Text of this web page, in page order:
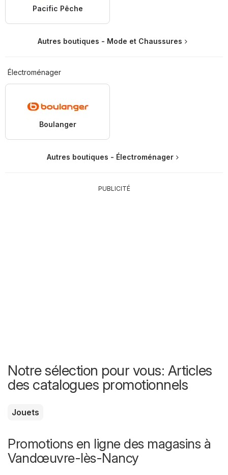
Pacific Pêche
Autres boutiques - Mode et Chaussures
Électroménager
Boulanger
Autres boutiques - Électroménager
PUBLICITÉ
Notre sélection pour vous: Articles
des catalogues promotionnels
Jouets
Promotions en ligne des magasins à
Vandœuvre-lès-Nancy